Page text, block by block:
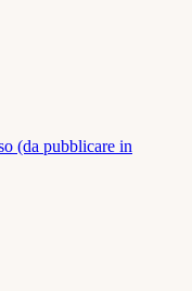
(da pubblicare in